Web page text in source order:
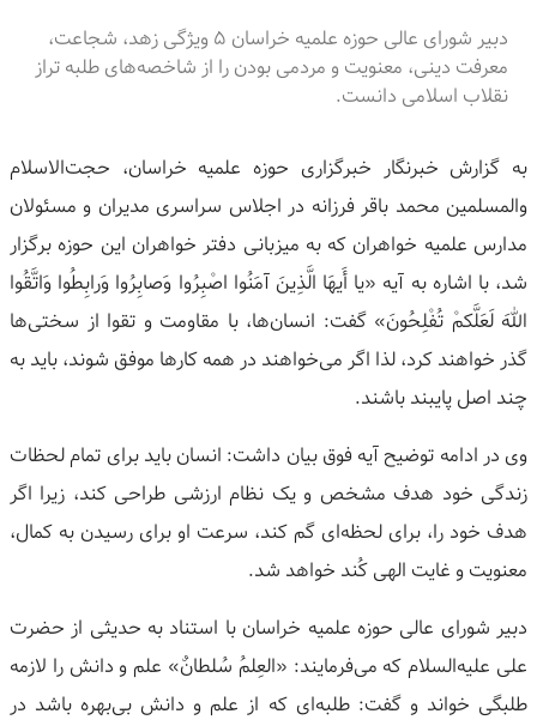
دبیر شورای عالی حوزه علمیه خراسان ۵ ویژگی زهد، شجاعت،
معرفت دینی، معنویت و مردمی بودن را از شاخصه‌های طلبه تراز
نقلاب اسلامی دانست.
به گزارش خبرنگار خبرگزاری حوزه علمیه خراسان، حجت‌الاسلام
والمسلمین محمد باقر فرزانه در اجلاس سراسری مدیران و مسئولان
مدارس علمیه خواهران که به میزبانی دفتر خواهران این حوزه برگزار
شد، با اشاره به آیه «یا أَیهَا الَّذِینَ آمَنُوا اصْبِرُوا وَصابِرُوا وَرابِطُوا وَاتَّقُوا
اللهَ لَعَلَّکمْ تُفْلِحُونَ» گفت: انسان‌ها، با مقاومت و تقوا از سختی‌ها
گذر خواهند کرد، لذا اگر می‌خواهند در همه کارها موفق شوند، باید به
چند اصل پایبند باشند.
وی در ادامه توضیح آیه فوق بیان داشت: انسان باید برای تمام لحظات
زندگی خود هدف مشخص و یک نظام ارزشی طراحی کند، زیرا اگر
هدف خود را، برای لحظه‌ای گم کند، سرعت او برای رسیدن به کمال،
معنویت و غایت الهی کُند خواهد شد.
دبیر شورای عالی حوزه علمیه خراسان با استناد به حدیثی از حضرت
علی علیه‌السلام که می‌فرمایند: «العِلمُ سُلطانٌ» علم و دانش را لازمه
طلبگی خواند و گفت: طلبه‌ای که از علم و دانش بی‌بهره باشد در